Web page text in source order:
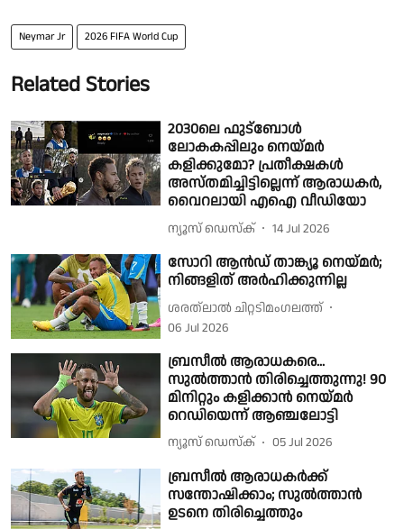
Neymar Jr 2026 FIFA World Cup
Related Stories
2030ലെ ഫുട്ബോൾ
ലോകകപ്പിലും നെയ്മർ
കളിക്കുമോ? പ്രതീക്ഷകൾ
അസ്തമിച്ചിട്ടില്ലെന്ന് ആരാധകർ,
വൈറലായി എഐ വീഡിയോ
ന്യൂസ് ഡെസ്ക് 14 Jul 2026
സോറി ആൻഡ് താങ്ക്യൂ നെയ്മർ;
നിങ്ങളിത് അർഹിക്കുന്നില്ല
ശരത്‌ലാൽ ചിറ്റടിമംഗലത്ത്
06 Jul 2026
ബ്രസീൽ ആരാധകരെ...
സുൽത്താൻ തിരിച്ചെത്തുന്നു! 90
മിനിറ്റും കളിക്കാൻ നെയ്മർ
റെഡിയെന്ന് ആഞ്ചലോട്ടി
ന്യൂസ് ഡെസ്ക് 05 Jul 2026
ബ്രസീൽ ആരാധകർക്ക്
സന്തോഷിക്കാം; സുൽത്താൻ
ഉടനെ തിരിച്ചെത്തും